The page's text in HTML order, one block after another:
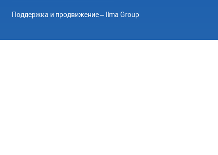
Электроплиты
Поддержка и продвижение – Ilma Group